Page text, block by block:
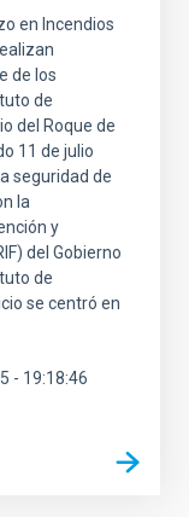
en Incendios
de los
de
del Roque de
11 de julio
seguridad de
la
y
del Gobierno
de
se centró en
- 19:18:46